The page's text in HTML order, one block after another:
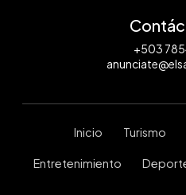
+503
Inicio Turismo
Entretenimiento